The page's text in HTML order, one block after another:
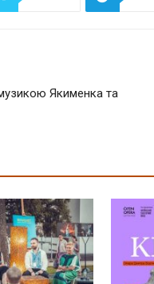
Якименка та